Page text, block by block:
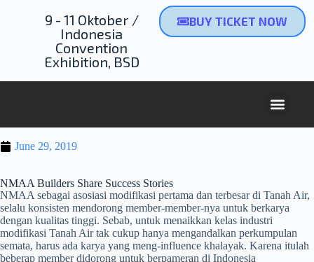
9 - 11 Oktober /
Indonesia
Convention
Exhibition, BSD
BUY TICKET NOW
June 29, 2019
NMAA Builders Share Success Stories
NMAA sebagai asosiasi modifikasi pertama dan terbesar di Tanah Air,
selalu konsisten mendorong member-member-nya untuk berkarya
dengan kualitas tinggi. Sebab, untuk menaikkan kelas industri
modifikasi Tanah Air tak cukup hanya mengandalkan perkumpulan
semata, harus ada karya yang meng-influence khalayak. Karena itulah
beberap member didorong untuk berpameran di Indonesia